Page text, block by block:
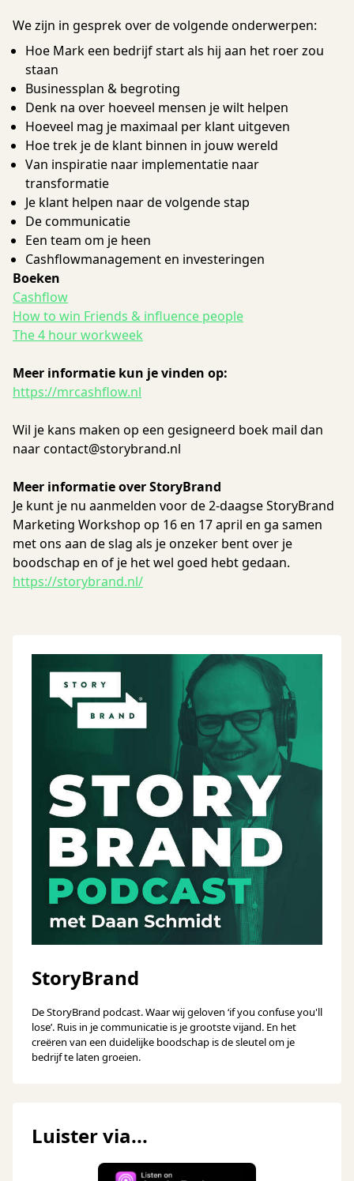
We zijn in gesprek over de volgende onderwerpen:
Hoe Mark een bedrijf start als hij aan het roer zou
staan
Businessplan & begroting
Denk na over hoeveel mensen je wilt helpen
Hoeveel mag je maximaal per klant uitgeven
Hoe trek je de klant binnen in jouw wereld
Van inspiratie naar implementatie naar
transformatie
Je klant helpen naar de volgende stap
De communicatie
Een team om je heen
Cashflowmanagement en investeringen
Boeken
Cashflow
How to win Friends & influence people
The 4 hour workweek
Meer informatie kun je vinden op:
https://mrcashflow.nl
Wil je kans maken op een gesigneerd boek mail dan
naar contact@storybrand.nl
Meer informatie over StoryBrand
Je kunt je nu aanmelden voor de 2-daagse StoryBrand
Marketing Workshop op 16 en 17 april en ga samen
met ons aan de slag als je onzeker bent over je
boodschap en of je het wel goed hebt gedaan.
https://storybrand.nl/
StoryBrand
De StoryBrand podcast. Waar wij geloven ‘if you confuse you'll
lose’. Ruis in je communicatie is je grootste vijand. En het
creëren van een duidelijke boodschap is de sleutel om je
bedrijf te laten groeien.
Luister via...